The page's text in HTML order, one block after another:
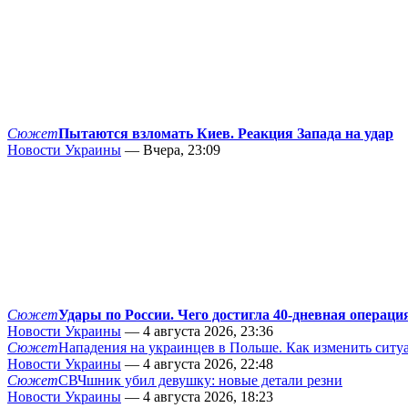
СюжетПытаются взломать Киев. Реакция Запада на удар
Новости Украины — Вчера, 23:09
СюжетУдары по России. Чего достигла 40-дневная
Новости Украины — 4 августа 2026, 23:36
СюжетНападения на украинцев в Польше. Как изменить
Новости Украины — 4 августа 2026, 22:48
СюжетСВЧшник убил девушку: новые детали резни
Новости Украины — 4 августа 2026, 18:23